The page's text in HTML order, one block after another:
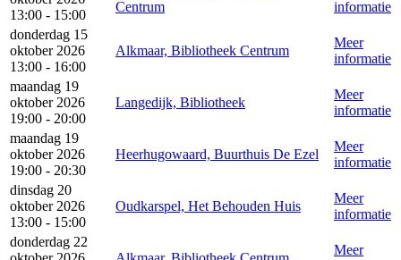
13:00 - 15:00
Centrum
informatie
donderdag 15
oktober 2026
13:00 - 16:00
Alkmaar, Bibliotheek Centrum
Meer
informatie
maandag 19
oktober 2026
19:00 - 20:00
Langedijk, Bibliotheek
Meer
informatie
maandag 19
oktober 2026
19:00 - 20:30
Heerhugowaard, Buurthuis De Ezel
Meer
informatie
dinsdag 20
oktober 2026
13:00 - 15:00
Oudkarspel, Het Behouden Huis
Meer
informatie
donderdag 22
Meer